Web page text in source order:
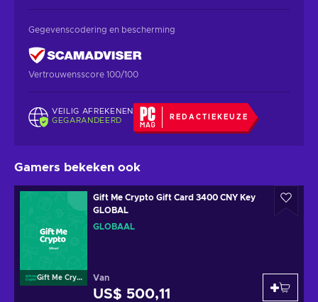
Gegevenscodering en bescherming
Vertrouwensscore 100/100
VEILIG AFREKENEN
GEGARANDEERD
REDACTIEKEUZE
Gamers bekeken ook
Gift Me Crypto
Gift Me Crypto Gift Card 3400 CNY Key
GLOBAL
GLOBAAL
Van
US$ 500,11